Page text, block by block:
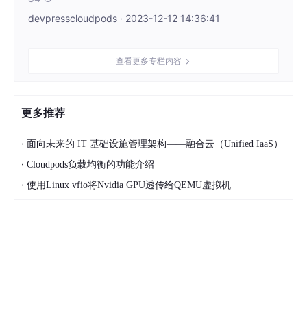
devpresscloudpods · 2023-12-12 14:36:41
查看更多专栏内容
更多推荐
· 面向未来的 IT 基础设施管理架构——融合云（Unified IaaS）
· Cloudpods负载均衡的功能介绍
· 使用Linux vfio将Nvidia GPU透传给QEMU虚拟机